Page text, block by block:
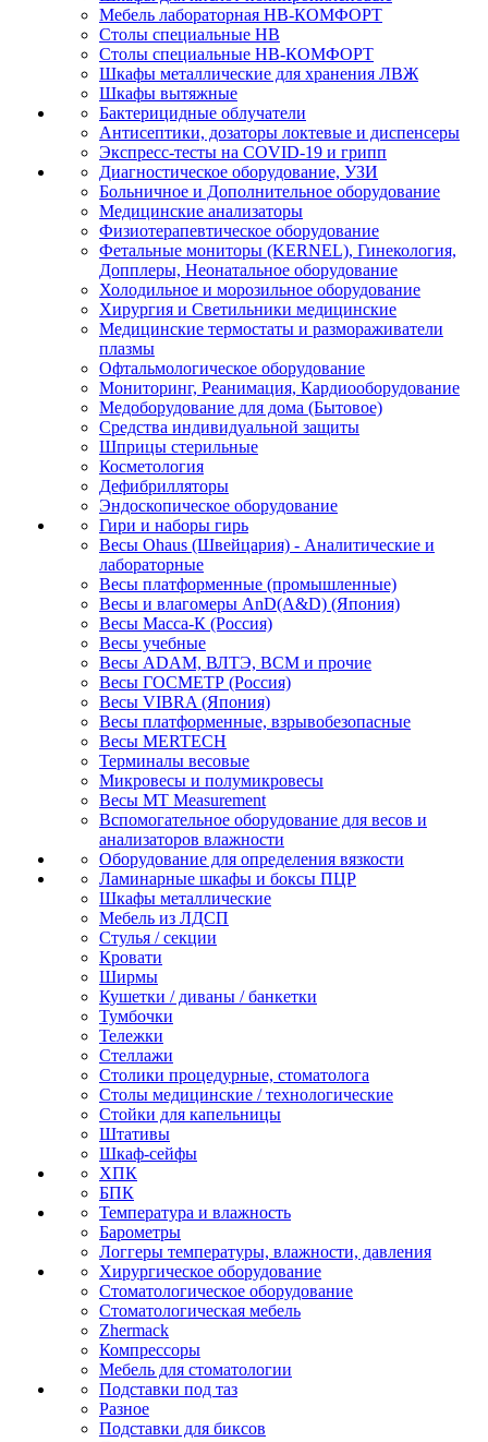
Мебель лабораторная НВ-КОМФОРТ
Столы специальные НВ
Столы специальные НВ-КОМФОРТ
Шкафы металлические для хранения ЛВЖ
Шкафы вытяжные
Бактерицидные облучатели
Антисептики, дозаторы локтевые и диспенсеры
Экспресс-тесты на COVID-19 и грипп
Диагностическое оборудование, УЗИ
Больничное и Дополнительное оборудование
Медицинские анализаторы
Физиотерапевтическое оборудование
Фетальные мониторы (KERNEL), Гинекология,
Допплеры, Неонатальное оборудование
Холодильное и морозильное оборудование
Хирургия и Светильники медицинские
Медицинские термостаты и размораживатели
плазмы
Офтальмологическое оборудование
Мониторинг, Реанимация, Кардиооборудование
Медоборудование для дома (Бытовое)
Средства индивидуальной защиты
Шприцы стерильные
Косметология
Дефибрилляторы
Эндоскопическое оборудование
Гири и наборы гирь
Весы Ohaus (Швейцария) - Аналитические и
лабораторные
Весы платформенные (промышленные)
Весы и влагомеры AnD(A&D) (Япония)
Весы Масса-К (Россия)
Весы учебные
Весы ADAM, ВЛТЭ, BCM и прочие
Весы ГОСМЕТР (Россия)
Весы VIBRA (Япония)
Весы платформенные, взрывобезопасные
Весы MERTECH
Терминалы весовые
Микровесы и полумикровесы
Весы MT Measurement
Вспомогательное оборудование для весов и
анализаторов влажности
Оборудование для определения вязкости
Ламинарные шкафы и боксы ПЦР
Шкафы металлические
Мебель из ЛДСП
Стулья / секции
Кровати
Ширмы
Кушетки / диваны / банкетки
Тумбочки
Тележки
Стеллажи
Столики процедурные, стоматолога
Столы медицинские / технологические
Стойки для капельницы
Штативы
Шкаф-сейфы
ХПК
БПК
Температура и влажность
Барометры
Логгеры температуры, влажности, давления
Хирургическое оборудование
Стоматологическое оборудование
Стоматологическая мебель
Zhermack
Компрессоры
Мебель для стоматологии
Подставки под таз
Разное
Подставки для биксов